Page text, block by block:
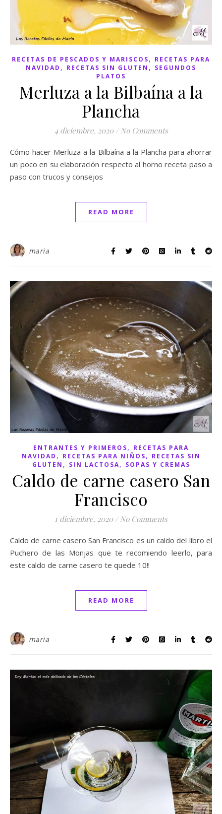
RECETAS DE PESCADOS Y MARISCOS, RECETAS PARA
NAVIDAD , RECETAS SIN GLUTEN , SEGUNDOS
PLATOS
Merluza a la Bilbaína a la
Plancha
4 diciembre, 2020 / No Comments
Cómo hacer Merluza a la Bilbaína a la Plancha para ahorrar
un poco en su elaboración respecto al horno receta paso a
paso con trucos y consejos
READ MORE
maria
ENTRANTES Y PRIMEROS, RECETAS PARA
NAVIDAD , RECETAS PARA NIÑOS, RECETAS SIN
GLUTEN , SIN LACTOSA, SOPAS Y CREMAS
Caldo de carne casero San
Francisco
1 diciembre, 2020 / No Comments
Caldo de carne casero San Francisco es un caldo del libro el
Puchero de las Monjas que te recomiendo leerlo, para
este caldo de carne casero te quede 10!!
READ MORE
maria